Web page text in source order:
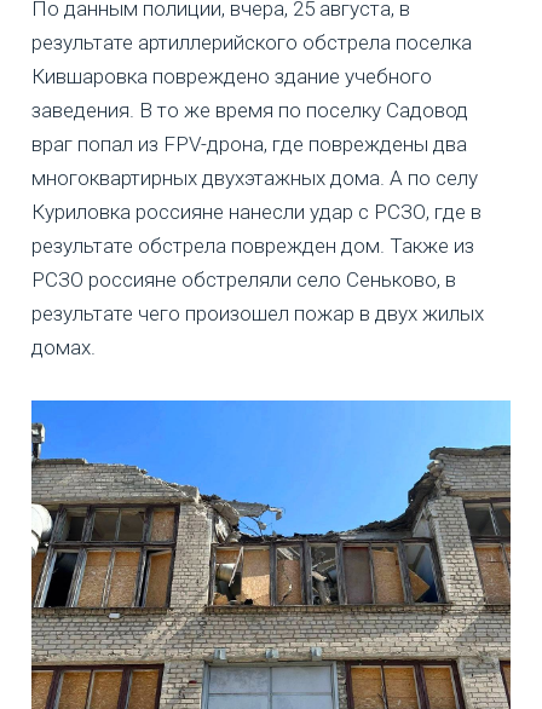
По данным полиции, вчера, 25 августа, в
результате артиллерийского обстрела поселка
Кившаровка повреждено здание учебного
заведения. В то же время по поселку Садовод
враг попал из FPV-дрона, где повреждены два
многоквартирных двухэтажных дома. А по селу
Куриловка россияне нанесли удар с РСЗО, где в
результате обстрела поврежден дом. Также из
РСЗО россияне обстреляли село Сеньково, в
результате чего произошел пожар в двух жилых
домах.